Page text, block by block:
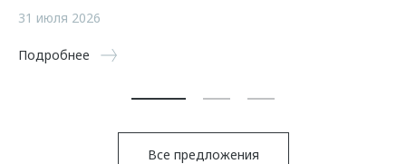
31 июля 2026
Подробнее
Все предложения